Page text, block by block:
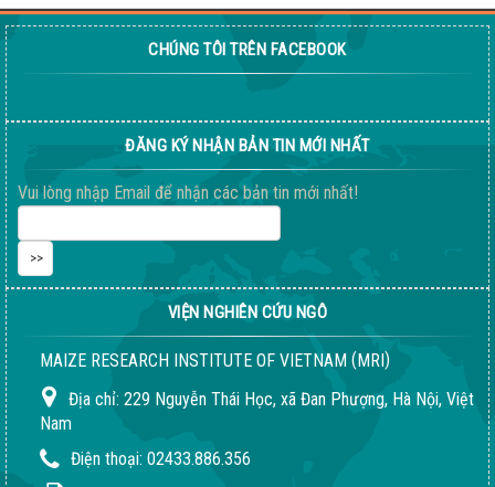
CHÚNG TÔI TRÊN FACEBOOK
ĐĂNG KÝ NHẬN BẢN TIN MỚI NHẤT
Vui lòng nhập Email để nhận các bản tin mới nhất!
VIỆN NGHIÊN CỨU NGÔ
MAIZE RESEARCH INSTITUTE OF VIETNAM (MRI)
Địa chỉ: 229 Nguyễn Thái Học, xã Đan Phượng, Hà Nội, Việt
Nam
Điện thoại: 02433.886.356